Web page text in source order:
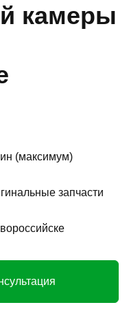
камеры
(максимум)
запчасти